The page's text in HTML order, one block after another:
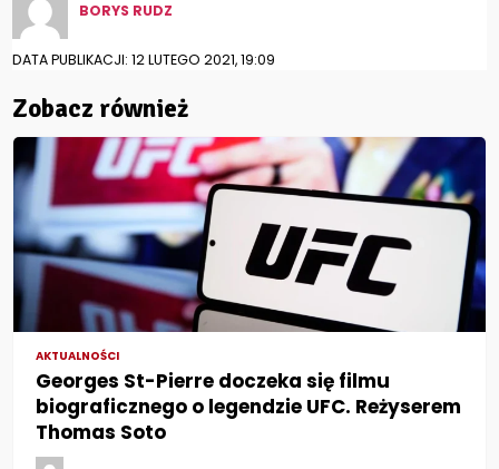
BORYS RUDZ
DATA PUBLIKACJI: 12 LUTEGO 2021, 19:09
Zobacz również
AKTUALNOŚCI
Georges St-Pierre doczeka się filmu
biograficznego o legendzie UFC. Reżyserem
Thomas Soto